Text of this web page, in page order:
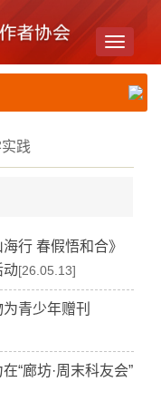
Toggle
践
行 春假悟和合》
动[26.05.13]
青少年赠刊
“廊坊·周末科友会”